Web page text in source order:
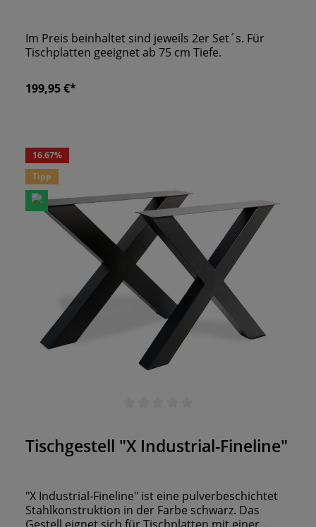
Im Preis beinhaltet sind jeweils 2er Set´s. Für
Tischplatten geeignet ab 75 cm Tiefe.
199,95 €*
16.67%
Tipp
Tischgestell "X Industrial-Fineline"
"X Industrial-Fineline" ist eine pulverbeschichtet
Stahlkonstruktion in der Farbe schwarz. Das